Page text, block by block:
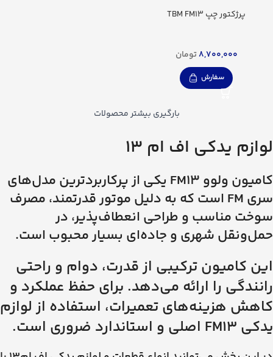
پرژکتور چپ TBM FM13
8,700,000 تومان
سفارش
بارگیری بیشتر محصولات
لوازم یدکی اف ام 13
کامیون ولوو FM13 یکی از پرکاربردترین مدل‌های
سری FM است که به دلیل موتور قدرتمند، مصرف
سوخت مناسب و طراحی انعطاف‌پذیر، در
حمل‌ونقل شهری و جاده‌ای بسیار محبوب است.
این کامیون ترکیبی از قدرت، دوام و راحتی
رانندگی را ارائه می‌دهد. برای حفظ عملکرد و
کاهش هزینه‌های تعمیرات، استفاده از لوازم
یدکی FM13 اصلی و استاندارد ضروری است.